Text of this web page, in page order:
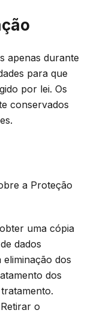
apenas durante
para que
por lei. Os
conservados
a Proteção
uma cópia
dados
dos
dos
o